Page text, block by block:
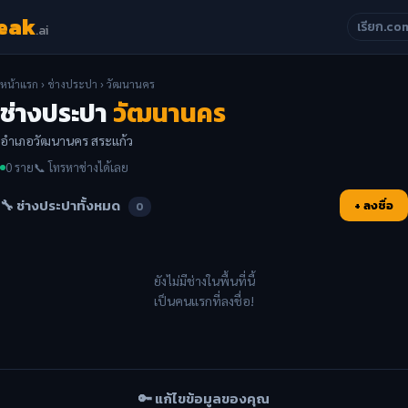
.ai เรียก
หน้าแรก › ช่างประปา › วัฒนานคร
ช่างประปาวัฒนานคร
อำเภอวัฒนานคร สระแก้ว
0 ราย📞 โทรหาช่างได้เลย
🔧 ช่างประปาทั้งหมด 0 + ลงชื่อ
ยังไม่มีช่างในพื้นที่นี้
เป็นคนแรกที่ลงชื่อ!
🔑 แก้ไขข้อมูลของคุณ